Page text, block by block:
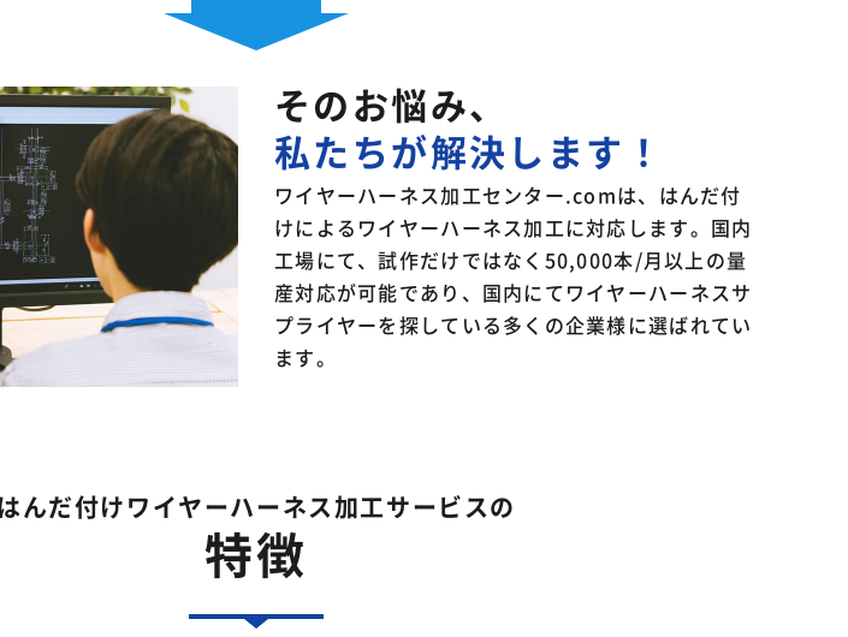
そのお悩み、
私たちが解決します！
ワイヤーハーネス加工センター.comは、はんだ付
けによるワイヤーハーネス加工に対応します。国内
工場にて、試作だけではなく50,000本/月以上の量
産対応が可能であり、国内にてワイヤーハーネスサ
プライヤーを探している多くの企業様に選ばれてい
ます。
んだ付けワイヤーハーネス加工サービスの
特徴